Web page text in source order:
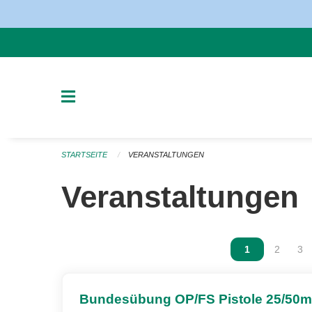
STARTSEITE VERANSTALTUNGEN
Veranstaltungen
Vous êtes sur
1 Vous
2 3
Bundesübung OP/FS Pistole 25/50m